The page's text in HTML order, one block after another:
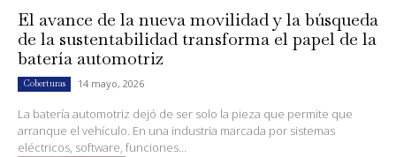
El avance de la nueva movilidad y la búsqueda
de la sustentabilidad transforma el papel de la
batería automotriz
Coberturas 14 mayo, 2026
La batería automotriz dejó de ser solo la pieza que permite que
arranque el vehículo. En una industria marcada por sistemas
eléctricos, software, funciones...